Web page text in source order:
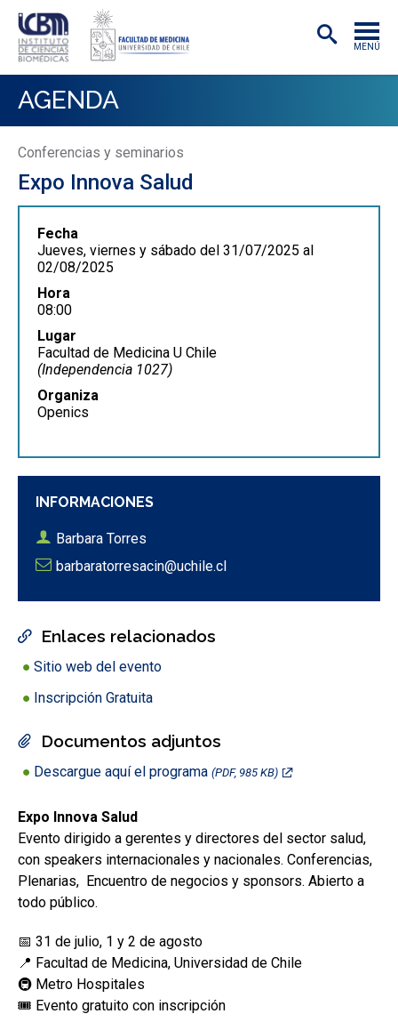
MENÚ
ACADÉMICAS/OS
PREGRADO
AGENDA
Conferencias y seminarios
Expo Innova Salud
INFORMACIONES
Barbara Torres
barbaratorresacin@uchile.cl
Fecha
Jueves, viernes y sábado del 31/07/2025 al
02/08/2025
Hora
08:00
Lugar
Facultad de Medicina U Chile
(Independencia 1027)
Organiza
Openics
Enlaces relacionados
Sitio web del evento
Inscripción Gratuita
Documentos adjuntos
Descargue aquí el programa (PDF, 985 KB)
Expo Innova Salud
Evento dirigido a gerentes y directores del sector salud,
con speakers internacionales y nacionales. Conferencias,
Plenarias, Encuentro de negocios y sponsors. Abierto a
todo público.
📅 31 de julio, 1 y 2 de agosto
📍 Facultad de Medicina, Universidad de Chile
🚇 Metro Hospitales
🎟️ Evento gratuito con inscripción